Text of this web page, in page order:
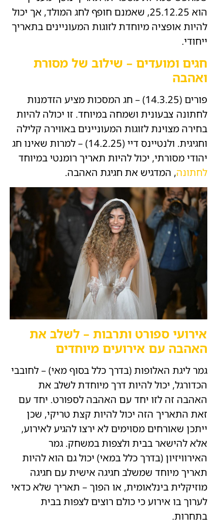
הוא 25.12.25, שאמנם חופף לחג המולד, אך יכול
להיות אופציה מיוחדת לזוגות המעוניינים בתאריך
ייחודי.
חגים ומועדים – שילוב של מסורת
ואהבה
פורים (14.3.25) – חג המסכות מציע הזדמנות
לחתונה צבעונית ושמחה במיוחד. זו יכולה להיות
בחירה מצוינת לזוגות המעוניינים באווירה קלילה
וחגיגית. ולנטיינס דיי (14.2.25) – למרות שאינו חג
יהודי מסורתי, יכול להיות תאריך רומנטי במיוחד
לחתונה, המדגיש את חגיגת האהבה.
אירועי ספורט ותרבות – לשלב את
האהבה עם אירועים מיוחדים
גמר ליגת האלופות (בדרך כלל בסוף מאי) – לחובבי
הכדורגל, יכול להיות דרך מיוחדת לשלב את
האהבה זה לזו יחד עם האהבה לספורט. יחד עם
זאת התאריך הזה יכול להיות קצת טריקי, שכן
ייתכן שאורחים מסוימים לא ירצו להגיע לאירוע,
אלא להישאר בבית ולצפות במשחק. גמר
האירוויזיון (בדרך כלל במאי) יכול גם הוא להיות
תאריך מיוחד שמשלב חגיגה אישית עם חגיגה
מוזיקלית בינלאומית, או הפוך – תאריך שלא כדאי
לערוך בו אירוע כי כולם רוצים לצפות בבית
בתחרות.